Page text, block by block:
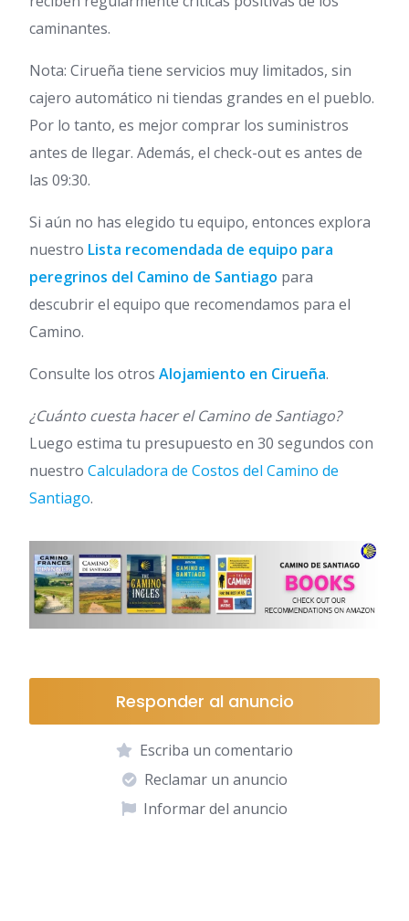
caminantes.
Nota: Cirueña tiene servicios muy limitados, sin
cajero automático ni tiendas grandes en el pueblo.
Por lo tanto, es mejor comprar los suministros
antes de llegar. Además, el check-out es antes de
las 09:30.
Si aún no has elegido tu equipo, entonces explora
nuestro Lista recomendada de equipo para
peregrinos del Camino de Santiago para
descubrir el equipo que recomendamos para el
Camino.
Consulte los otros Alojamiento en Cirueña.
¿Cuánto cuesta hacer el Camino de Santiago?
Luego estima tu presupuesto en 30 segundos con
nuestro Calculadora de Costos del Camino de
Santiago.
Responder al anuncio
Escriba un comentario
Reclamar un anuncio
Informar del anuncio